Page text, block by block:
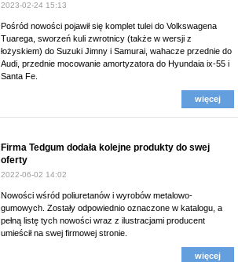
2023-02-24 15:13
Pośród nowości pojawił się komplet tulei do Volkswagena
Tuarega, sworzeń kuli zwrotnicy (także w wersji z
łożyskiem) do Suzuki Jimny i Samurai, wahacze przednie do
Audi, przednie mocowanie amortyzatora do Hyundaia ix-55 i
Santa Fe.
więcej
Firma Tedgum dodała kolejne produkty do swej
oferty
2022-06-02 14:02
Nowości wśród poliuretanów i wyrobów metalowo-
gumowych. Zostały odpowiednio oznaczone w katalogu, a
pełną listę tych nowości wraz z ilustracjami producent
umieścił na swej firmowej stronie.
więcej